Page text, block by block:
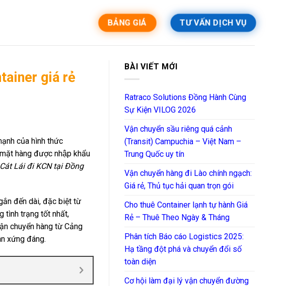
BẢNG GIÁ TƯ VẤN DỊCH VỤ
giá rẻ
của hình thức
hàng được nhập khẩu
Lái đi KCN tại Đồng
đến dài, đặc biệt từ
tình trạng tốt nhất,
chuyển hàng từ Cảng
xứng đáng.
BÀI VIẾT MỚI
Ratraco Solutions Đồng Hành Cùng
Sự Kiện VILOG 2026
Vận chuyển sầu riêng quá cảnh
(Transit) Campuchia – Việt Nam –
Trung Quốc uy tín
Vận chuyển hàng đi Lào chính ngạch:
Giá rẻ, Thủ tục hải quan trọn gói
Cho thuê Container lạnh tự hành Giá
Rẻ – Thuê Theo Ngày & Tháng
Phân tích Báo cáo Logistics 2025:
Hạ tầng đột phá và chuyển đổi số
toàn diện
Cơ hội làm đại lý vận chuyển đường